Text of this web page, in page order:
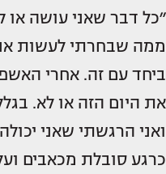
״כל דבר שאני עושה או
ממה שבחרתי לעשות
ביחד עם זה. אחרי
את היום הזה או לא.
ואני הרגשתי שאני
כרגע סובלת מכאבים